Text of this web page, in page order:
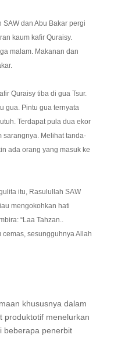
dan Abu Bakar pergi
kaum kafir Quraisy.
malam. Makanan dan
Quraisy tiba di gua Tsur.
gua. Pintu gua ternyata
Terdapat pula dua ekor
sarangnya. Melihat tanda-
ada orang yang masuk ke
itu, Rasulullah SAW
mengokohkan hati
“Laa Tahzan..
cemas, sesungguhnya Allah
khususnya dalam
produktotif menelurkan
beberapa penerbit